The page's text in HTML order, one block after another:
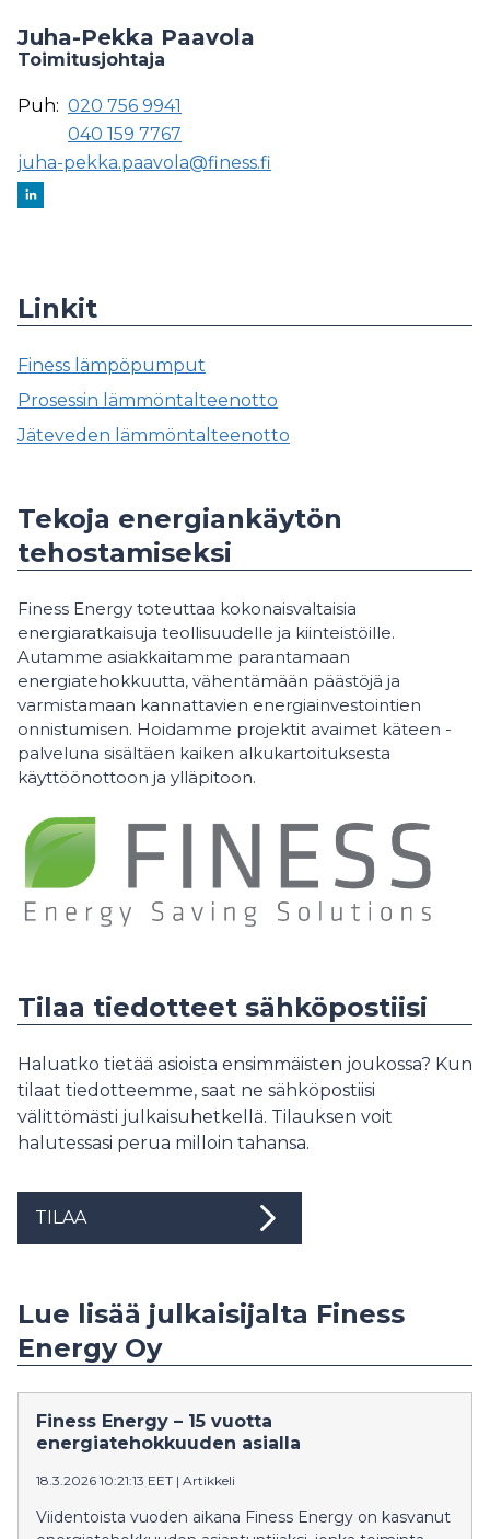
Juha-Pekka Paavola
Toimitusjohtaja
Puh: 020 756 9941
040 159 7767
juha-pekka.paavola@finess.fi
Linkit
Finess lämpöpumput
Prosessin lämmöntalteenotto
Jäteveden lämmöntalteenotto
Tekoja energiankäytön
tehostamiseksi
Finess Energy toteuttaa kokonaisvaltaisia
energiaratkaisuja teollisuudelle ja kiinteistöille.
Autamme asiakkaitamme parantamaan
energiatehokkuutta, vähentämään päästöjä ja
varmistamaan kannattavien energiainvestointien
onnistumisen. Hoidamme projektit avaimet käteen -
palveluna sisältäen kaiken alkukartoituksesta
käyttöönottoon ja ylläpitoon.
Tilaa tiedotteet sähköpostiisi
Haluatko tietää asioista ensimmäisten joukossa? Kun
tilaat tiedotteemme, saat ne sähköpostiisi
välittömästi julkaisuhetkellä. Tilauksen voit
halutessasi perua milloin tahansa.
TILAA
Lue lisää julkaisijalta Finess
Energy Oy
Finess Energy – 15 vuotta
energiatehokkuuden asialla
18.3.2026 10:21:13 EET | Artikkeli
Viidentoista vuoden aikana Finess Energy on kasvanut